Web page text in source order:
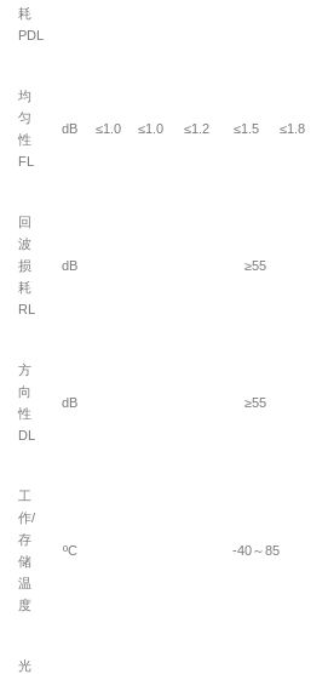
耗
PDL
均
匀
性
FL
dB ≤1.0 ≤1.0 ≤1.2 ≤1.5 ≤1.8
回
波
损
耗
RL
dB ≥55
方
向
性
DL
dB ≥55
工
作/
存
储
温
度
ºC -40～85
光